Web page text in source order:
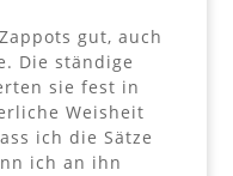
gut, auch
Die ständige
sie fest in
Weisheit
ich die Sätze
ich an ihn